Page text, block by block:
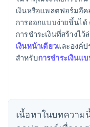
เงินหรือแพลตฟอร์มอี
การออกแบบง่ายขึ้นไ
การชำระเงินที่สร้างไ
เงินหน้าเดียวและองค์ป
สำหรับการชำระเงินแ
เนื้อหาในบทความ
English 简体中文
แคนาดา